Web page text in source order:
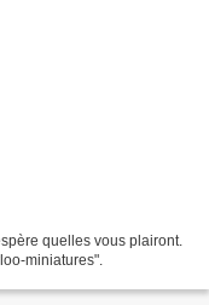
quelles vous plairont.
miniatures".